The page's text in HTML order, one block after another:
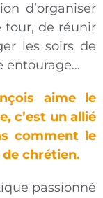
d’organiser
tour, de réunir
les soirs de
entourage…
aime le
c’est un allié
comment le
chrétien.
passionné